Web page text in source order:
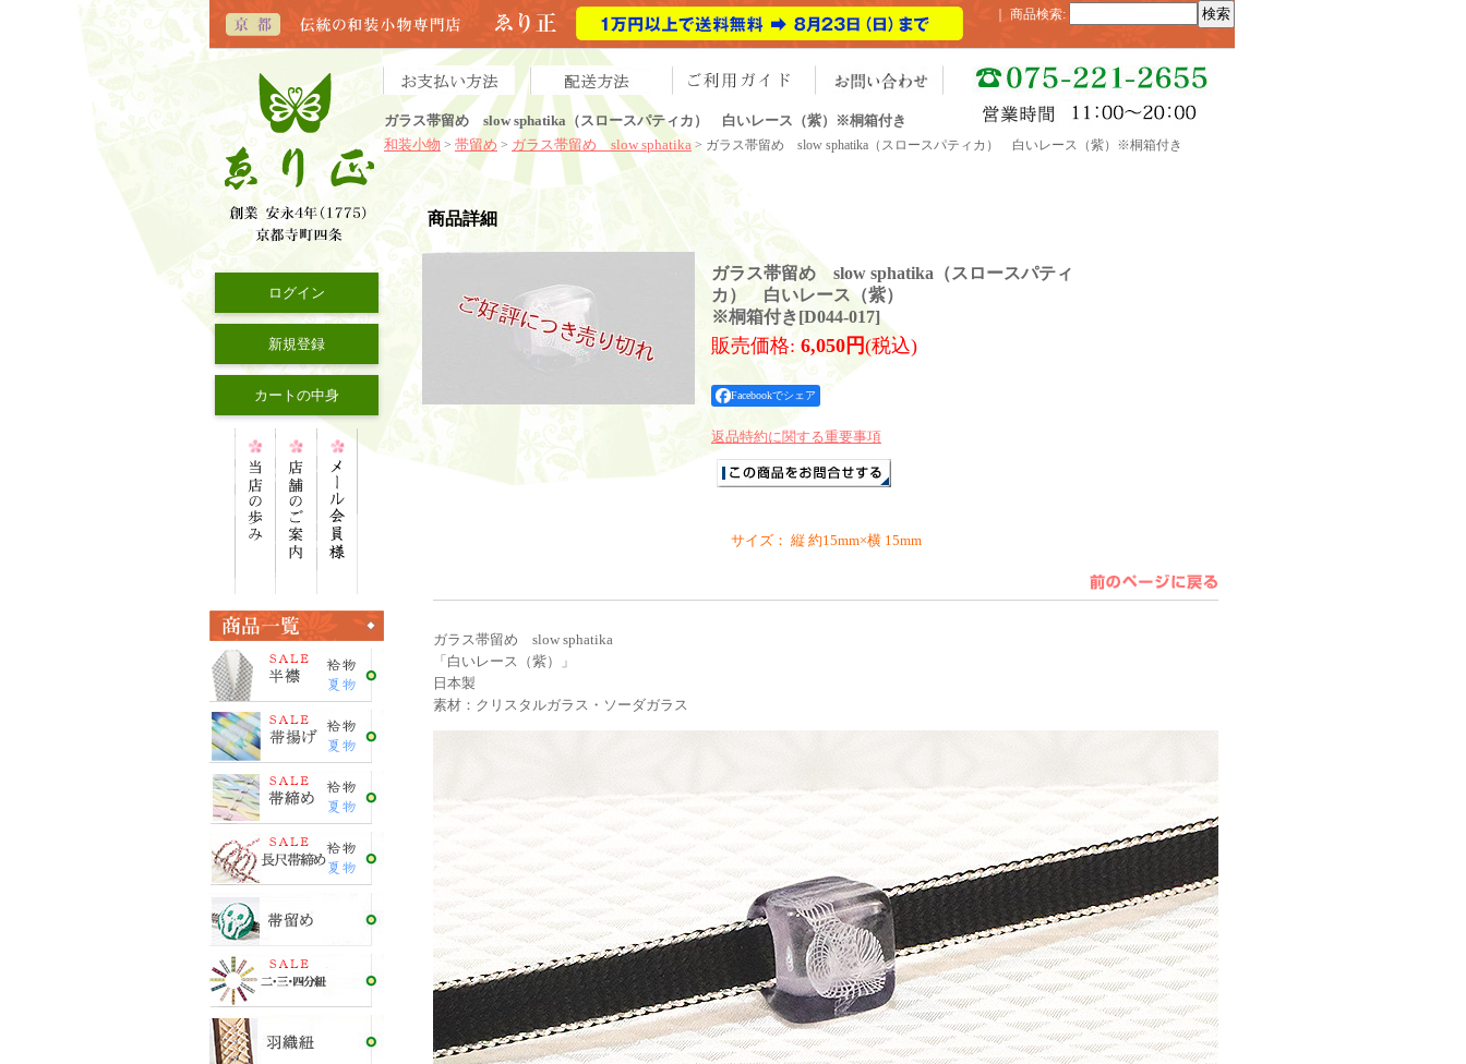
ガラス帯留め slow sphatika（スロースパティカ） 白いレース（紫）※桐箱付き
和装小物 > 帯留め > ガラス帯留め slow sphatika > ガラス帯留め slow sphatika（スロースパティカ） 白いレース（紫）※桐箱付き
商品検索:
ログイン
新規登録
カートの中身
商品詳細
ガラス帯留め slow sphatika（スロースパティ
カ） 白いレース（紫）
※桐箱付き[D044-017]
販売価格: 6,050円(税込)
Facebookでシェア
返品特約に関する重要事項
サイズ： 縦 約15mm×横 15mm
ガラス帯留め slow sphatika
「白いレース（紫）」
日本製
素材：クリスタルガラス・ソーダガラス